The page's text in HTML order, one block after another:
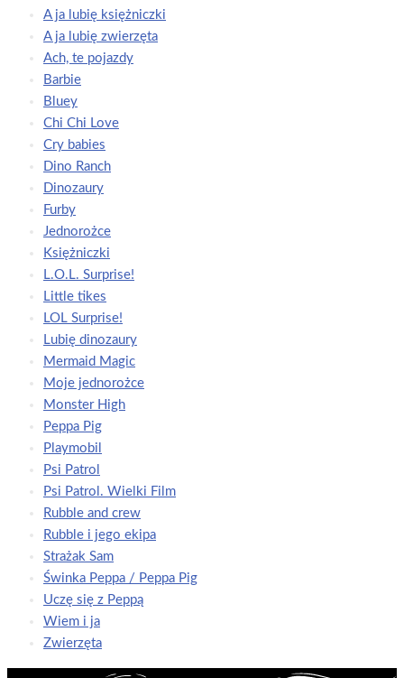
A ja lubię księżniczki
A ja lubię zwierzęta
Ach, te pojazdy
Barbie
Bluey
Chi Chi Love
Cry babies
Dino Ranch
Dinozaury
Furby
Jednorożce
Księżniczki
L.O.L. Surprise!
Little tikes
LOL Surprise!
Lubię dinozaury
Mermaid Magic
Moje jednorożce
Monster High
Peppa Pig
Playmobil
Psi Patrol
Psi Patrol. Wielki Film
Rubble and crew
Rubble i jego ekipa
Strażak Sam
Świnka Peppa / Peppa Pig
Uczę się z Peppą
Wiem i ja
Zwierzęta